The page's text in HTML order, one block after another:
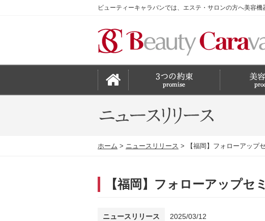
ビューティーキャラバンでは、エステ・サロンの方へ美容
ホーム ニュースリリース 【福岡】フォローアップ
【福岡】フォローアップセ
ニュースリリース 2025/03/12